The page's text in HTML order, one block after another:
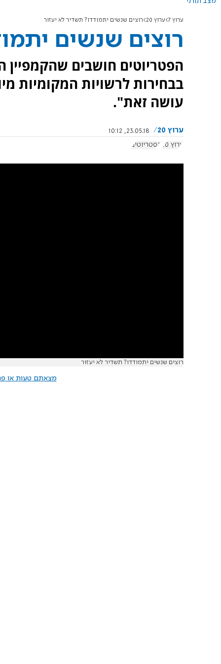
ערוץ 7 ערוץ 20 רוצים שנשים יתמודדו? תשדיר לא יעזור
רוצים שנשים
הפטריוטים חושבים
בבחירות לרשויות המקומיות
עושה זאת".
ערוץ 20
23.05.18, 10:12
ערוץ 20
הפטריוטים
רוצים שנשים יתמודדו? תשדיר לא יעזור
מצאתם טעות או